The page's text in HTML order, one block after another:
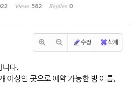
Views 582 Replies 0
수정 삭제
다.
이상인 곳으로 예약 가능한 방 이름,